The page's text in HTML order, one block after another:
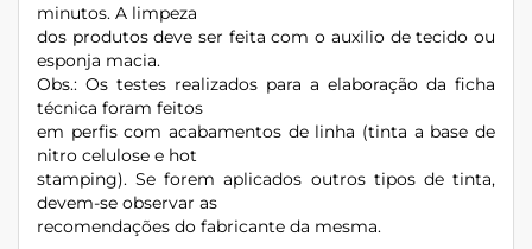
minutos. A limpeza
dos produtos deve ser feita com o auxilio de tecido ou
esponja macia.
Obs.: Os testes realizados para a elaboração da ficha
técnica foram feitos
em perfis com acabamentos de linha (tinta a base de
nitro celulose e hot
stamping). Se forem aplicados outros tipos de tinta,
devem-se observar as
recomendações do fabricante da mesma.